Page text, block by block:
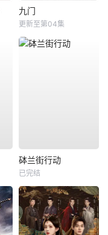
九门
更新至第04集
砵兰街行动
已完结